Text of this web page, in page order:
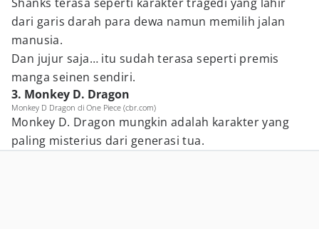
dari garis darah para dewa namun memilih jalan
manusia.
Dan jujur saja… itu sudah terasa seperti premis
manga seinen sendiri.
3. Monkey D. Dragon
Monkey D Dragon di One Piece (cbr.com)
Monkey D. Dragon mungkin adalah karakter yang
paling misterius dari generasi tua.